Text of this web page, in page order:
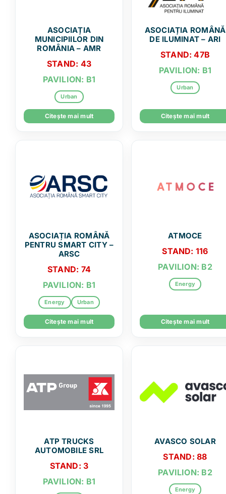
ASOCIAȚIA
MUNICIPIILOR DIN
ROMÂNIA – AMR
STAND: 43
PAVILION: B1
Urban
Citește mai mult
ASOCIAȚIA ROMÂNĂ
DE ILUMINAT – ARI
STAND: 47B
PAVILION: B1
Urban
Citește mai mult
ASOCIAȚIA ROMÂNĂ
PENTRU SMART CITY –
ARSC
STAND: 74
PAVILION: B1
Energy Urban
Citește mai mult
ATMOCE
STAND: 116
PAVILION: B2
Energy
Citește mai mult
ATP TRUCKS
AUTOMOBILE SRL
STAND: 3
PAVILION: B1
AVASCO SOLAR
STAND: 88
PAVILION: B2
Energy